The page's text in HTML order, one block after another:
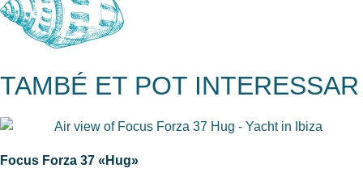
TAMBÉ ET POT INTERESSAR
Focus Forza 37 «Hug»